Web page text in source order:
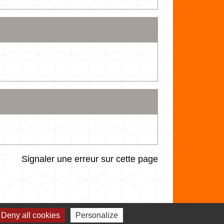
Signaler une erreur sur cette page
Deny all cookies Personalize